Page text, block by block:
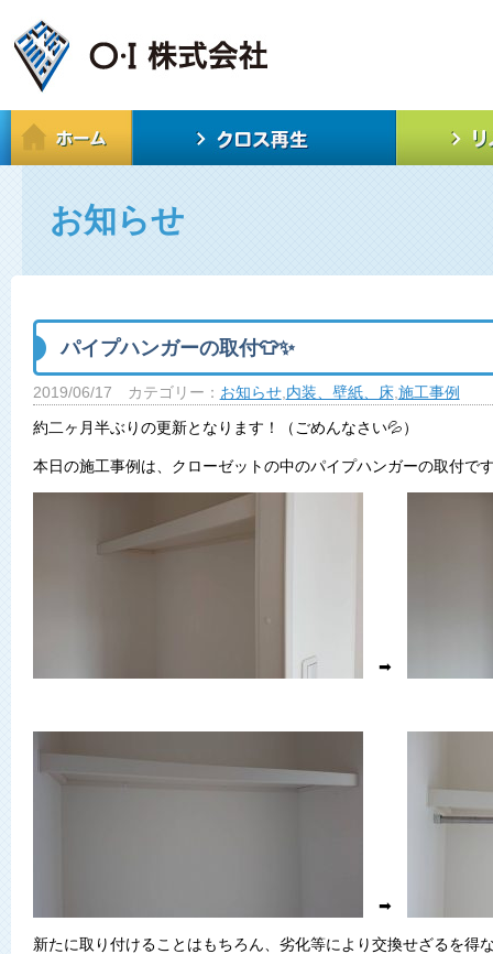
お知らせ
パイプハンガーの取付👕✨
2019/06/17 カテゴリー： お知らせ,内装、壁紙、床,施工事例
約二ヶ月半ぶりの更新となります！（ごめんなさい💦）
本日の施工事例は、クローゼットの中のパイプハンガーの取付で
➡
➡
新たに取り付けることはもちろん、劣化等により交換せざるを得